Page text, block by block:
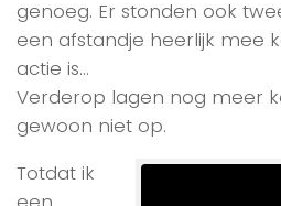
genoeg. Er stonden ook
een afstandje heerlijk mee
actie is…
Verderop lagen nog meer
gewoon niet op.
Totdat ik